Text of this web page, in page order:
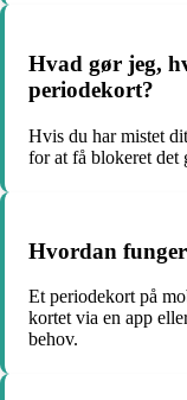
Hvad gør jeg,
periodekort?
Hvis du har mistet
for at få blokeret det
Hvordan
Et periodekort på
kortet via en app
behov.